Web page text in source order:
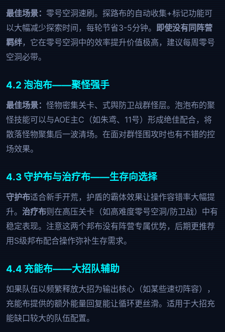
最佳场景： 零号空洞速刷。探路布的自动收集+标记功能可
以大幅减少探索时间，每轮节省3-5分钟。 即使没有同阵营
羁绊，它在零号空洞中的效率提升价值极高，建议每周零号
空洞必带。
4.2 泡泡布——聚怪强手
最佳场景： 怪物密集关卡、式舆防卫战群怪层。泡泡布的聚
怪技能可以与AOE主C（如朱鸢、11号）形成绝佳配合，将
散落怪物聚集后一波清场。在面对群怪围攻时也有不错的控
场效果。
4.3 守护布与治疗布——生存向选择
守护布适合新手开荒，护盾的霸体效果让操作容错率大幅提
升。 治疗布则在高压关卡（如高难度零号空洞/防卫战）中有
稳定表现。注意这两个邦布没有阵营专属优势，后期更推荐
用S级邦布配合操作弥补生存需求。
4.4 充能布——大招队辅助
如果队伍以频繁释放大招为输出核心（如某些速切阵容），
充能布提供的额外能量回复能让循环更丝滑。适用于大招充
能缺口较大的队伍配置。